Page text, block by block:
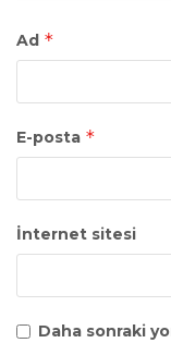
Ad *
E-posta *
İnternet sitesi
Daha sonraki